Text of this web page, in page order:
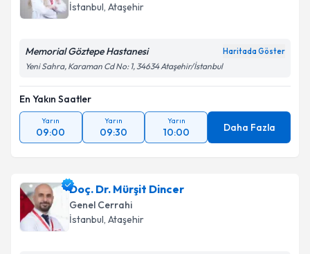
İstanbul, Ataşehir
Memorial Göztepe Hastanesi Haritada Göster
Yeni Sahra, Karaman Cd No: 1, 34634 Ataşehir/İstanbul
En Yakın Saatler
Yarın
09:00
Yarın
09:30
Yarın
10:00 Daha Fazla
Doç. Dr. Mürşit Dincer
Genel Cerrahi
İstanbul, Ataşehir